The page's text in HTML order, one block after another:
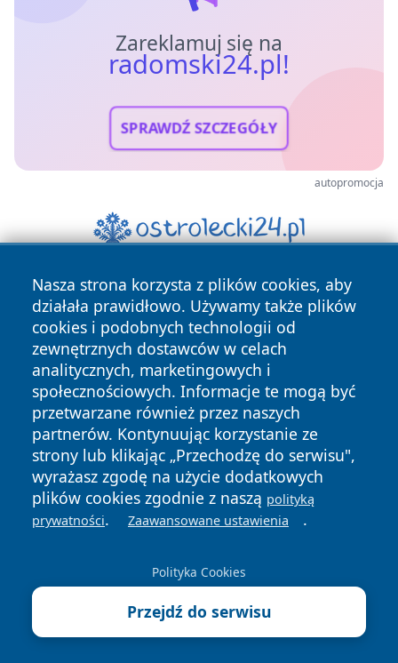
Zareklamuj się na
radomski24.pl!
SPRAWDŹ SZCZEGÓŁY
autopromocja
Nasza strona korzysta z plików cookies, aby
działała prawidłowo. Używamy także plików
cookies i podobnych technologii od
zewnętrznych dostawców w celach
analitycznych, marketingowych i
społecznościowych. Informacje te mogą być
przetwarzane również przez naszych
partnerów. Kontynuując korzystanie ze
strony lub klikając „Przechodzę do serwisu",
wyrażasz zgodę na użycie dodatkowych
plików cookies zgodnie z naszą polityką
prywatności. Zaawansowane ustawienia .
Polityka Cookies
Przejdź do serwisu
Copyright © 2026 radomski24.pl Wszystkie prawa
zastrzeżone.
News Autorzy
Polityka
Prywatności
Polityka
Cookies